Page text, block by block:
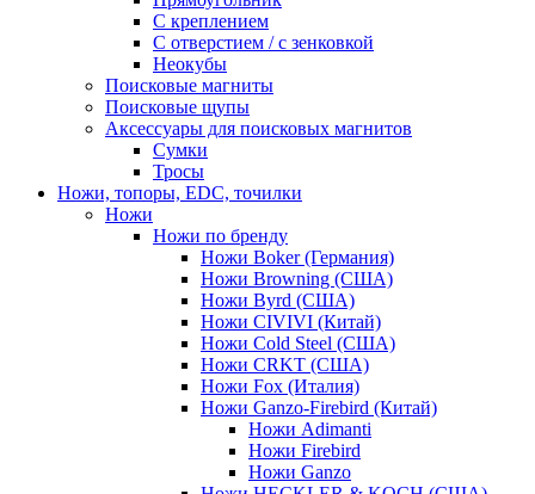
С креплением
С отверстием / с зенковкой
Неокубы
Поисковые магниты
Поисковые щупы
Аксессуары для поисковых магнитов
Сумки
Тросы
Ножи, топоры, EDC, точилки
Ножи
Ножи по бренду
Ножи Boker (Германия)
Ножи Browning (США)
Ножи Byrd (США)
Ножи CIVIVI (Китай)
Ножи Cold Steel (США)
Ножи CRKT (США)
Ножи Fox (Италия)
Ножи Ganzo-Firebird (Китай)
Ножи Adimanti
Ножи Firebird
Ножи Ganzo